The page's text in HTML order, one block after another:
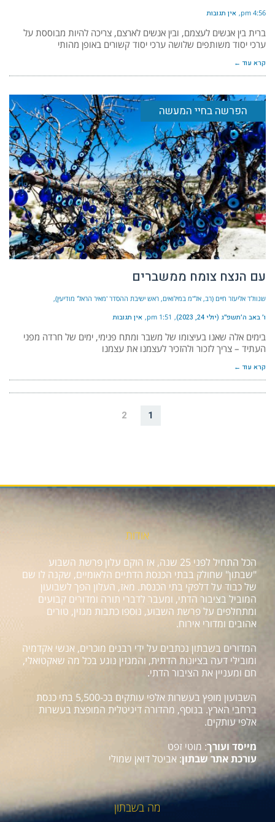
4:56 pm אין תגובות
ברית בין אנשים לעצמם, ובין אנשים לארצם, צריכה להיות מבוססת על
ערכי יסוד משותפים שלושה ערכי יסוד קשורים באופן מהותי
קרא עוד ←
הפרשה בחיי המעשה
עם הנצח צומח ממשברים
שנוולד אליעזר חיים (רב, אל"מ במילואים, ראש ישיבת ההסדר 'מאיר הראל' מודיעין)
ו׳ באב ה׳תשפ״ג (יולי 24, 2023) 1:51 pm אין תגובות
בימים אלה שאנו בעיצומו של משבר ומתח פנימי, ימים של חרדה מפני
העתיד – צריך לזכור ולהזכיר לעצמנו את עצמנו
קרא עוד ←
1
2
אודות
הכל התחיל לפני 25 שנה, אז הוקם עלון פרשת השבוע
"שבתון" שחולק בבתי הכנסת הדתיים הלאומיים, שקנה לו שם
של כבוד על דלפקי בתי הכנסת. מאז, העלון הפך לשבועון
המוביל בציבור הדתי, ומעבר לדברי תורה ומדורים קבועים
ומתחלפים על פרשת השבוע, נוספו כתבות מגזין, טורים
אהובים ומדורי אירוח.
המדורים בשבתון נכתבים על ידי רבנים מוכרים, אנשי אקדמיה
ומובילי דעה בציונות הדתית, והמגזין נוגע בכל מה שאקטואלי,
חם ומעניין את הציבור הדתי.
השבועון מופץ בעשרות אלפי עותקים בכ-5,500 בתי כנסת
ברחבי הארץ. בנוסף, מהדורה דיגיטלית המופצת בעשרות
אלפי עותקים.
מייסד ועורך: מוטי זפט
עורכת אתר שבתון: אביטל דואן שמולי
מה בשבתון